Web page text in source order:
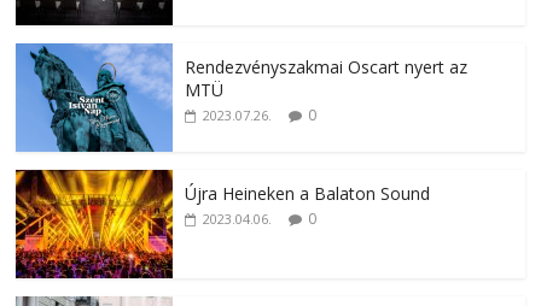
Rendezvényszakmai Oscart nyert az
MTÜ
2023.07.26. 0
Újra Heineken a Balaton Sound
2023.04.06. 0